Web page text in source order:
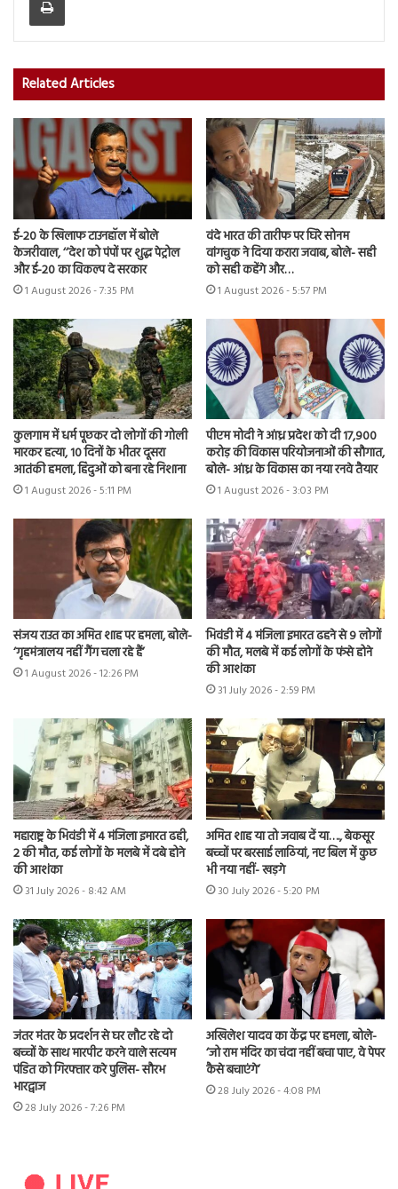
Related Articles
ई-20 के खिलाफ टाउनहॉल में बोले
केजरीवाल, ‘‘देश को पंपों पर शुद्ध पेट्रोल
और ई-20 का विकल्प दे सरकार
1 August 2026 - 7:35 PM
वंदे भारत की तारीफ पर घिरे सोनम
वांगचुक ने दिया करारा जवाब, बोले- सही
को सही कहेंगे और…
1 August 2026 - 5:57 PM
कुलगाम में धर्म पूछकर दो लोगों की गोली
मारकर हत्या, 10 दिनों के भीतर दूसरा
आतंकी हमला, हिंदुओं को बना रहे निशाना
1 August 2026 - 5:11 PM
पीएम मोदी ने आंध्र प्रदेश को दी 17,900
करोड़ की विकास परियोजनाओं की सौगात,
बोले- आंध्र के विकास का नया रनवे तैयार
1 August 2026 - 3:03 PM
संजय राउत का अमित शाह पर हमला, बोले-
‘गृहमंत्रालय नहीं गैंग चला रहे हैं’
1 August 2026 - 12:26 PM
भिवंडी में 4 मंजिला इमारत ढहने से 9 लोगों
की मौत, मलबे में कई लोगों के फंसे होने
की आशंका
31 July 2026 - 2:59 PM
महाराष्ट्र के भिवंडी में 4 मंजिला इमारत ढही,
2 की मौत, कई लोगों के मलबे में दबे होने
की आशंका
31 July 2026 - 8:42 AM
अमित शाह या तो जवाब दें या…., बेकसूर
बच्चों पर बरसाई लाठियां, नए बिल में कुछ
भी नया नहीं- खड़गे
30 July 2026 - 5:20 PM
जंतर मंतर के प्रदर्शन से घर लौट रहे दो
बच्चों के साथ मारपीट करने वाले सत्यम
पंडित को गिरफ्तार करे पुलिस- सौरभ
भारद्वाज
28 July 2026 - 7:26 PM
अखिलेश यादव का केंद्र पर हमला, बोले-
‘जो राम मंदिर का चंदा नहीं बचा पाए, वे पेपर
कैसे बचाएंगे’
28 July 2026 - 4:08 PM